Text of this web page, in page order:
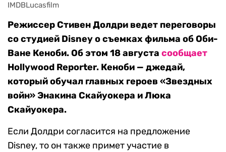
IMDBLucasfilm
Режиссер Стивен Долдри ведет переговоры
со студией Disney о съемках фильма об Оби-
Ване Кеноби. Об этом 18 августа сообщает
Hollywood Reporter. Кеноби — джедай,
который обучал главных героев «Звездных
войн» Энакина Скайуокера и Люка
Скайуокера.
Если Долдри согласится на предложение
Disney, то он также примет участие в